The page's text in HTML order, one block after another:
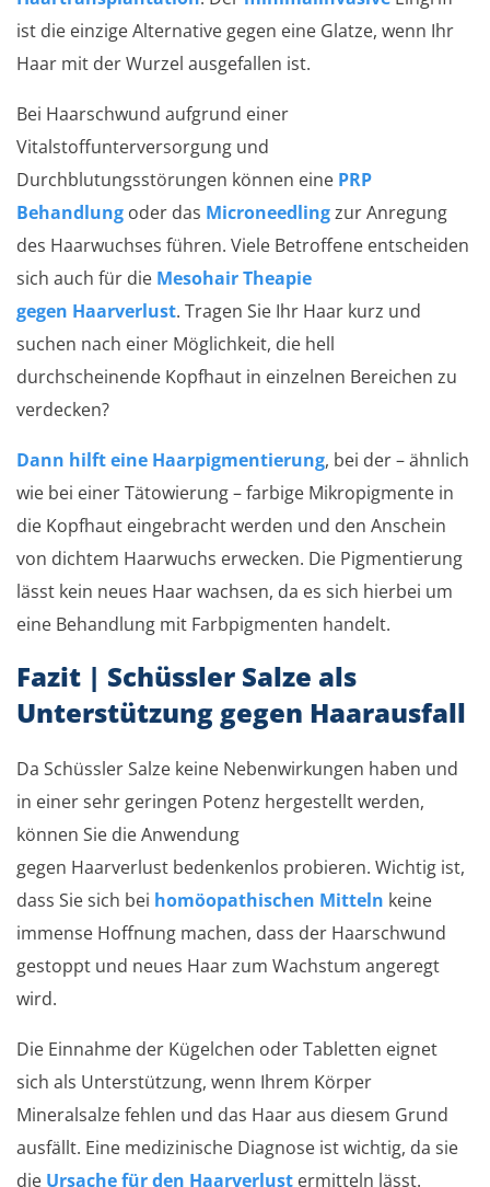
ist die einzige Alternative gegen eine Glatze, wenn Ihr
Haar mit der Wurzel ausgefallen ist.
Bei Haarschwund aufgrund einer
Vitalstoffunterversorgung und
Durchblutungsstörungen können eine PRP
Behandlung oder das Microneedlingzur Anregung
des Haarwuchses führen. Viele Betroffene entscheiden
sich auch für die Mesohair Theapie
gegen Haarverlust. Tragen Sie Ihr Haar kurz und
suchen nach einer Möglichkeit, die hell
durchscheinende Kopfhaut in einzelnen Bereichen zu
verdecken?
Dann hilft eine Haarpigmentierung, bei der – ähnlich
wie bei einer Tätowierung – farbige Mikropigmente in
die Kopfhaut eingebracht werden und den Anschein
von dichtem Haarwuchs erwecken. Die Pigmentierung
lässt kein neues Haar wachsen, da es sich hierbei um
eine Behandlung mit Farbpigmenten handelt.
Fazit | Schüssler Salze als
Unterstützung gegen Haarausfall
Da Schüssler Salze keine Nebenwirkungen haben und
in einer sehr geringen Potenz hergestellt werden,
können Sie die Anwendung
gegen Haarverlust bedenkenlos probieren. Wichtig ist,
dass Sie sich bei homöopathischen Mitteln keine
immense Hoffnung machen, dass der Haarschwund
gestoppt und neues Haar zum Wachstum angeregt
wird.
Die Einnahme der Kügelchen oder Tabletten eignet
sich als Unterstützung, wenn Ihrem Körper
Mineralsalze fehlen und das Haar aus diesem Grund
ausfällt. Eine medizinische Diagnose ist wichtig, da sie
die Ursache für den Haarverlust ermitteln lässt.